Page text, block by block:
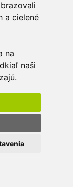
a cielené
na
naši
od